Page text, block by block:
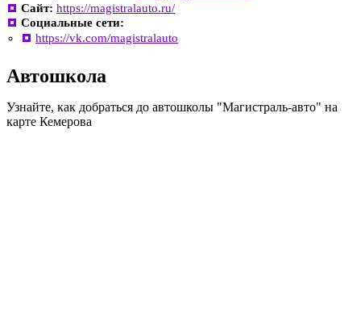
Сайт: https://magistralauto.ru/
Социальные сети:
https://vk.com/magistralauto
Автошкола
Узнайте, как добраться до автошколы "Магистраль-авто" на
карте Кемерова